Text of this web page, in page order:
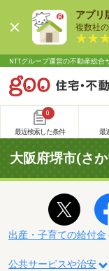
アプリ
複数社
NTTグループ運営の不動産総合
0
最近検索した条件 最
大阪府堺市(さ
出産・子育ての給付金
公共サービスや治安